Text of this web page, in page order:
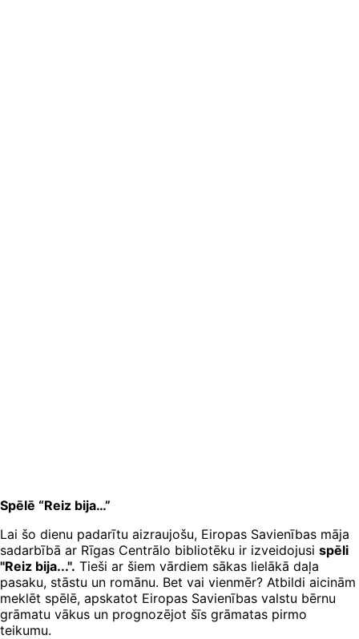
Spēlē “Reiz bija…”
Lai šo dienu padarītu aizraujošu, Eiropas Savienības māja
sadarbībā ar Rīgas Centrālo bibliotēku ir izveidojusi spēli
"Reiz bija...". Tieši ar šiem vārdiem sākas lielākā daļa
pasaku, stāstu un romānu. Bet vai vienmēr? Atbildi aicinām
meklēt spēlē, apskatot Eiropas Savienības valstu bērnu
grāmatu vākus un prognozējot šīs grāmatas pirmo
teikumu.